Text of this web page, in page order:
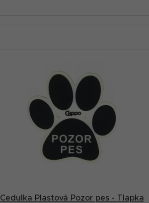
Cedulka Plastová Pozor pes - Tlapka